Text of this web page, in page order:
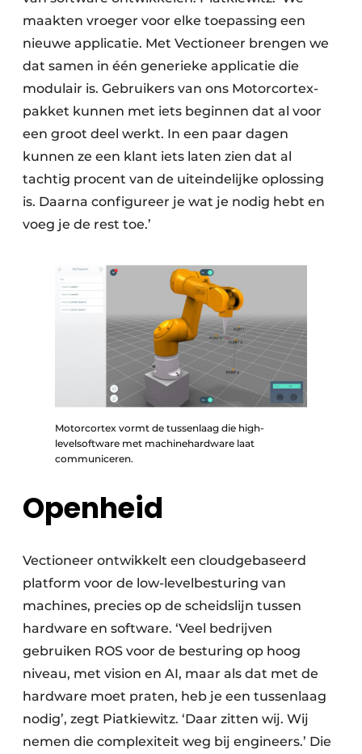
maakten vroeger voor elke toepassing een
nieuwe applicatie. Met Vectioneer brengen we
dat samen in één generieke applicatie die
modulair is. Gebruikers van ons Motorcortex-
pakket kunnen met iets beginnen dat al voor
een groot deel werkt. In een paar dagen
kunnen ze een klant iets laten zien dat al
tachtig procent van de uiteindelijke oplossing
is. Daarna configureer je wat je nodig hebt en
voeg je de rest toe.’
Motorcortex vormt de tussenlaag die high-
levelsoftware met machinehardware laat
communiceren.
Openheid
Vectioneer ontwikkelt een cloudgebaseerd
platform voor de low-levelbesturing van
machines, precies op de scheidslijn tussen
hardware en software. ‘Veel bedrijven
gebruiken ROS voor de besturing op hoog
niveau, met vision en AI, maar als dat met de
hardware moet praten, heb je een tussenlaag
nodig’, zegt Piatkiewitz. ‘Daar zitten wij. Wij
nemen die complexiteit weg bij engineers.’ Die